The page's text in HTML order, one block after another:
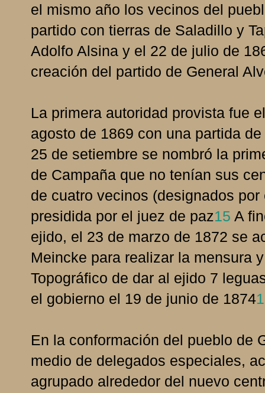
el mismo año los vecinos del
partido con tierras de Saladillo y
Adolfo Alsina y el 22 de julio de
creación del partido de General
La primera autoridad provista fue
agosto de 1869 con una partida
25 de setiembre se nombró la
de Campaña que no tenían sus
de cuatro vecinos (designados
presidida por el juez de paz15 A
ejido, el 23 de marzo de 1872 se
Meincke para realizar la mensura
Topográfico de dar al ejido 7
el gobierno el 19 de junio de 1874
En la conformación del pueblo de
medio de delegados especiales,
agrupado alrededor del nuevo